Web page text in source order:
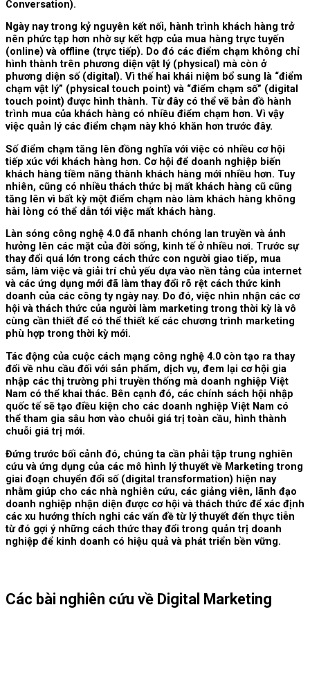
Conversation).
Ngày nay trong kỷ nguyên kết nối, hành trình khách hàng trở
nên phức tạp hơn nhờ sự kết hợp của mua hàng trực tuyến
(online) và offline (trực tiếp). Do đó các điểm chạm không chỉ
hình thành trên phương diện vật lý (physical) mà còn ở
phương diện số (digital). Vì thế hai khái niệm bổ sung là “điểm
chạm vật lý” (physical touch point) và “điểm chạm số” (digital
touch point) được hình thành. Từ đây có thể vẽ bản đồ hành
trình mua của khách hàng có nhiều điểm chạm hơn. Vì vậy
việc quản lý các điểm chạm này khó khăn hơn trước đây.
Số điểm chạm tăng lên đồng nghĩa với việc có nhiều cơ hội
tiếp xúc với khách hàng hơn. Cơ hội để doanh nghiệp biến
khách hàng tiềm năng thành khách hàng mới nhiều hơn. Tuy
nhiên, cũng có nhiều thách thức bị mất khách hàng cũ cũng
tăng lên vì bất kỳ một điểm chạm nào làm khách hàng không
hài lòng có thể dẫn tới việc mất khách hàng.
Làn sóng công nghệ 4.0 đã nhanh chóng lan truyền và ảnh
hưởng lên các mặt của đời sống, kinh tế ở nhiều nơi. Trước sự
thay đổi quá lớn trong cách thức con người giao tiếp, mua
sắm, làm việc và giải trí chủ yếu dựa vào nền tảng của internet
và các ứng dụng mới đã làm thay đổi rõ rệt cách thức kinh
doanh của các công ty ngày nay. Do đó, việc nhìn nhận các cơ
hội và thách thức của người làm marketing trong thời kỳ là vô
cùng cần thiết để có thể thiết kế các chương trình marketing
phù hợp trong thời kỳ mới.
Tác động của cuộc cách mạng công nghệ 4.0 còn tạo ra thay
đổi về nhu cầu đối với sản phẩm, dịch vụ, đem lại cơ hội gia
nhập các thị trường phi truyền thống mà doanh nghiệp Việt
Nam có thể khai thác. Bên cạnh đó, các chính sách hội nhập
quốc tế sẽ tạo điều kiện cho các doanh nghiệp Việt Nam có
thể tham gia sâu hơn vào chuỗi giá trị toàn cầu, hình thành
chuỗi giá trị mới.
Đứng trước bối cảnh đó, chúng ta cần phải tập trung nghiên
cứu và ứng dụng của các mô hình lý thuyết về Marketing trong
giai đoạn chuyển đổi số (digital transformation) hiện nay
nhằm giúp cho các nhà nghiên cứu, các giảng viên, lãnh đạo
doanh nghiệp nhận diện được cơ hội và thách thức để xác định
các xu hướng thích nghi các vấn đề từ lý thuyết đến thực tiễn
từ đó gợi ý những cách thức thay đổi trong quản trị doanh
nghiệp để kinh doanh có hiệu quả và phát triển bền vững.
Các bài nghiên cứu về Digital Marketing